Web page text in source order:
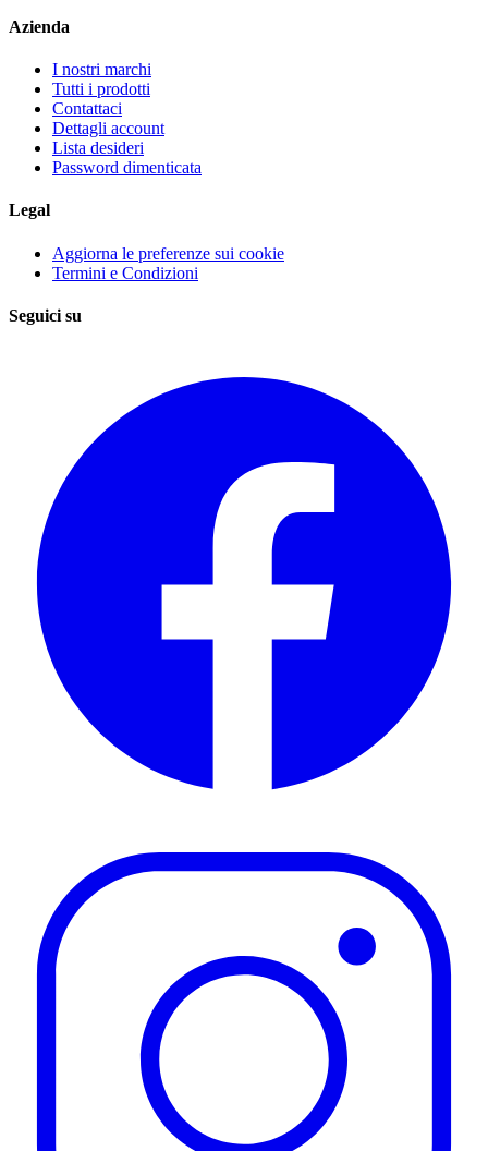
Azienda
I nostri marchi
Tutti i prodotti
Contattaci
Dettagli account
Lista desideri
Password dimenticata
Legal
Aggiorna le preferenze sui cookie
Termini e Condizioni
Seguici su